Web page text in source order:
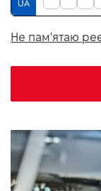
Не пам'ятаю
Вакансії